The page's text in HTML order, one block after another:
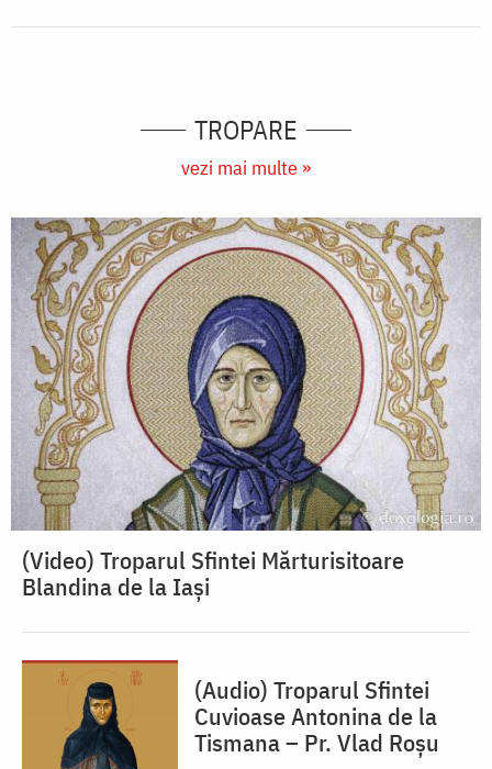
TROPARE
vezi mai multe »
(Video) Troparul Sfintei Mărturisitoare
Blandina de la Iași
(Audio) Troparul Sfintei
Cuvioase Antonina de la
Tismana – Pr. Vlad Roșu